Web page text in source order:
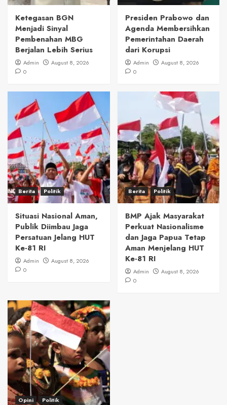
Ketegasan BGN
Menjadi Sinyal
Pembenahan MBG
Berjalan Lebih Serius
Admin
August 8, 2026
0
Presiden Prabowo dan
Agenda Membersihkan
Pemerintahan Daerah
dari Korupsi
Admin
August 8, 2026
0
Berita Politik
Situasi Nasional Aman,
Publik Diimbau Jaga
Persatuan Jelang HUT
Ke-81 RI
Admin
August 8, 2026
0
Berita Politik
BMP Ajak Masyarakat
Perkuat Nasionalisme
dan Jaga Papua Tetap
Aman Menjelang HUT
Ke-81 RI
Admin
August 8, 2026
0
Opini Politik